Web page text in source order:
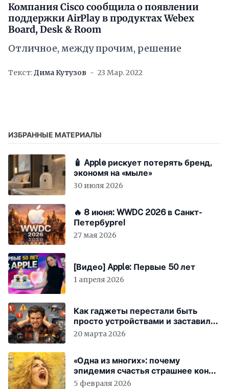
Компания Cisco сообщила о появлении
поддержки AirPlay в продуктах Webex
Board, Desk & Room
Отличное, между прочим, решение
Текст:Дима Кутузов 23 Мар. 2022
ИЗБРАННЫЕ МАТЕРИАЛЫ
🧴 Apple рискует потерять бренд,
экономя на «мыле»
30 июля 2026
🔥 8 июня: WWDC 2026 в Санкт-
Петербурге!
27 мая 2026
[Видео] Apple: Первые 50 лет
1 апреля 2026
Как гаджеты перестали быть
просто устройствами и заставили
вас бесплатно работать
20 марта 2026
«Одна из многих»: почему
эпидемия счастья страшнее конца
света
5 февраля 2026